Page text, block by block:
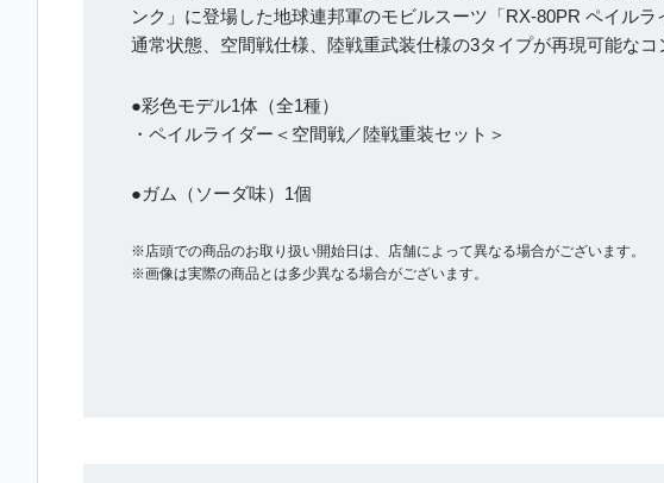
ンク」に登場した地球連邦軍のモビルスーツ「RX-80PR ペイル
通常状態、空間戦仕様、陸戦重武装仕様の3タイプが再現可能なコ
●彩色モデル1体（全1種）
・ペイルライダー＜空間戦／陸戦重装セット＞
●ガム（ソーダ味）1個
※店頭での商品のお取り扱い開始日は、店舗によって異なる場合がございます。
※画像は実際の商品とは多少異なる場合がございます。